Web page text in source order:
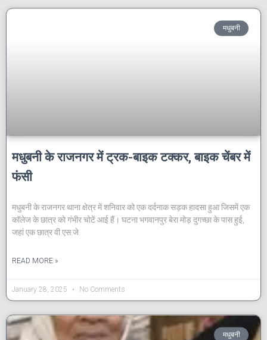
मधुबनी
मधुबनी के राजनगर में ट्रक-बाइक टक्कर, बाइक चेंबर में
फंसी
मधुबनी के राजनगर थाना क्षेत्र में शनिवार को एक दर्दनाक सड़क हादसा हुआ जिसमें एक
कॉलेज के छात्र को गंभीर चोटें आई हैं। घटना भगवानपुर बेरा मोड़ दुगच्छा के पास हुई,
जहां एक छात्र वी.एस.जे.
READ MORE »
January 28, 2025 No Comments
मधुबनी